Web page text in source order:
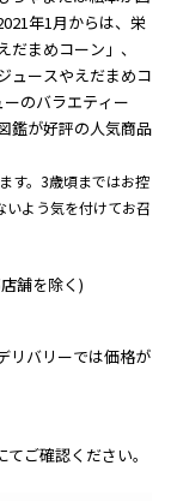
年1月からは、栄
まめコーン」、
ュースやえだまめコ
のバラエティー
鑑が好評の人気商品
す。3歳頃まではお控
いよう気を付けてお召
舗を除く)
リバリーでは価格が
てご確認ください。